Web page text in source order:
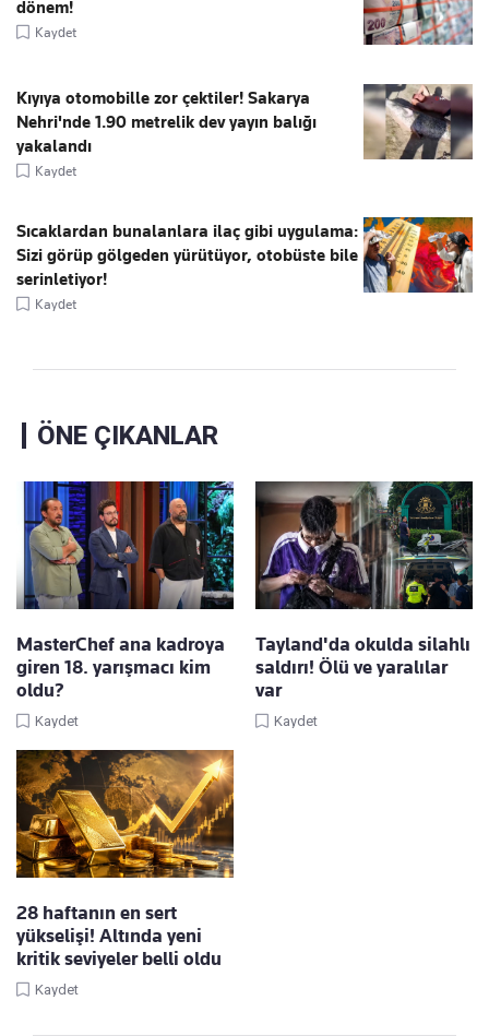
dönem!
Kaydet
Kıyıya otomobille zor çektiler! Sakarya
Nehri'nde 1.90 metrelik dev yayın balığı
yakalandı
Kaydet
Sıcaklardan bunalanlara ilaç gibi uygulama:
Sizi görüp gölgeden yürütüyor, otobüste bile
serinletiyor!
Kaydet
ÖNE ÇIKANLAR
MasterChef ana kadroya
giren 18. yarışmacı kim
oldu?
Kaydet
Tayland'da okulda silahlı
saldırı! Ölü ve yaralılar
var
Kaydet
28 haftanın en sert
yükselişi! Altında yeni
kritik seviyeler belli oldu
Kaydet